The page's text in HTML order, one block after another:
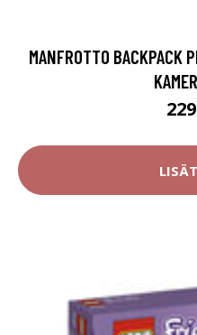
MANFROTTO BACKPACK